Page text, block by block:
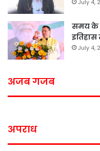
July 4,
समय के
इतिहास
July 4,
अजब गजब
अपराध